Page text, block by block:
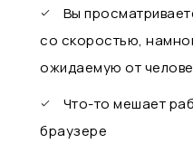
Вы
со скоростью,
ожидаемую от
Что-то мешает
браузере